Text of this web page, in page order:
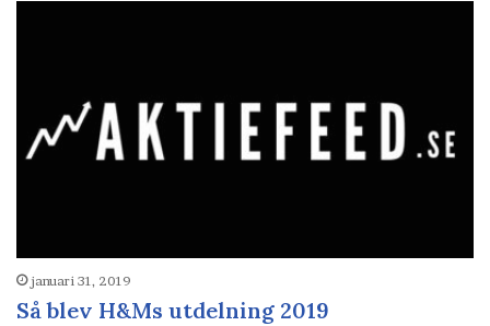
januari 31, 2019
Så blev H&Ms utdelning 2019